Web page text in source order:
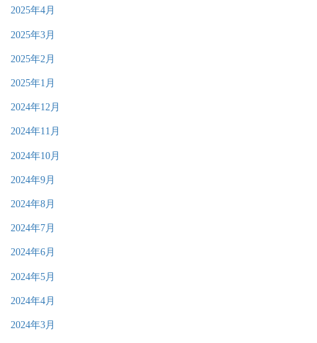
2025年4月
2025年3月
2025年2月
2025年1月
2024年12月
2024年11月
2024年10月
2024年9月
2024年8月
2024年7月
2024年6月
2024年5月
2024年4月
2024年3月